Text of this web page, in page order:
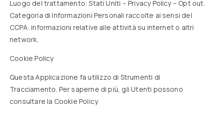
Luogo del trattamento: Stati Uniti – Privacy Policy – Opt out.
Categoria di Informazioni Personali raccolte ai sensi del
CCPA: informazioni relative alle attività su internet o altri
network.
Cookie Policy
Questa Applicazione fa utilizzo di Strumenti di
Tracciamento. Per saperne di più, gli Utenti possono
consultare la Cookie Policy.